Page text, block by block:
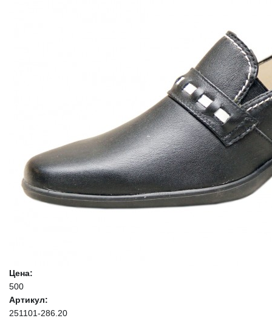
Цена:
500
Артикул:
251101-286.20